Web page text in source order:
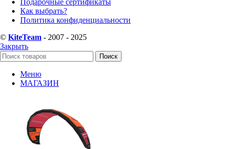
Как выбрать?
Политика конфиденциальности
© KiteTeam - 2007 - 2025
Закрыть
Поиск
Меню
МАГАЗИН